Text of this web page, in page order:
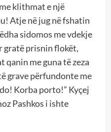
klithmat e një
Atje në jug në fshatin
sidomos me vdekje
gratë prisnin flokët,
me guna të zeza
grave përfundonte me
Korba porto!” Kyçej
Pashkos i ishte